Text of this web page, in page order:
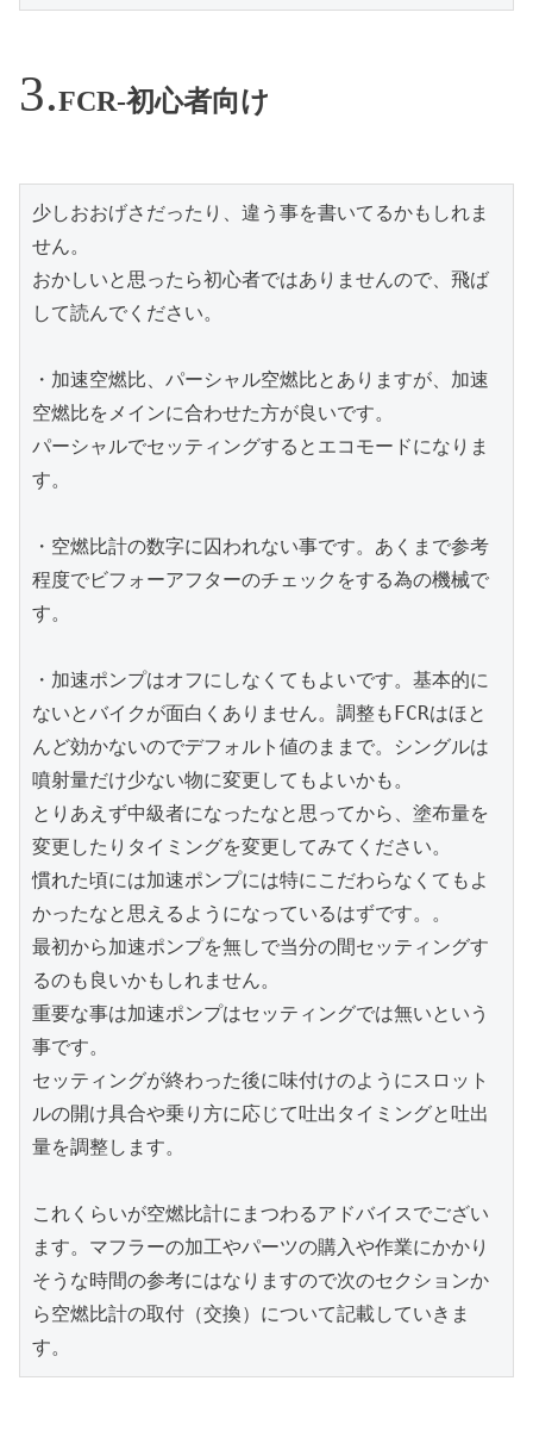
FCR-初心者向け
少しおおげさだったり、違う事を書いてるかもしれま
せん。
おかしいと思ったら初心者ではありませんので、飛ば
して読んでください。
・加速空燃比、パーシャル空燃比とありますが、加速
空燃比をメインに合わせた方が良いです。
パーシャルでセッティングするとエコモードになりま
す。
・空燃比計の数字に囚われない事です。あくまで参考
程度でビフォーアフターのチェックをする為の機械で
す。
・加速ポンプはオフにしなくてもよいです。基本的に
ないとバイクが面白くありません。調整もFCRはほと
んど効かないのでデフォルト値のままで。シングルは
噴射量だけ少ない物に変更してもよいかも。
とりあえず中級者になったなと思ってから、塗布量を
変更したりタイミングを変更してみてください。
慣れた頃には加速ポンプには特にこだわらなくてもよ
かったなと思えるようになっているはずです。。
最初から加速ポンプを無しで当分の間セッティングす
るのも良いかもしれません。
重要な事は加速ポンプはセッティングでは無いという
事です。
セッティングが終わった後に味付けのようにスロット
ルの開け具合や乗り方に応じて吐出タイミングと吐出
量を調整します。
これくらいが空燃比計にまつわるアドバイスでござい
ます。マフラーの加工やパーツの購入や作業にかかり
そうな時間の参考にはなりますので次のセクションか
ら空燃比計の取付（交換）について記載していきま
す。